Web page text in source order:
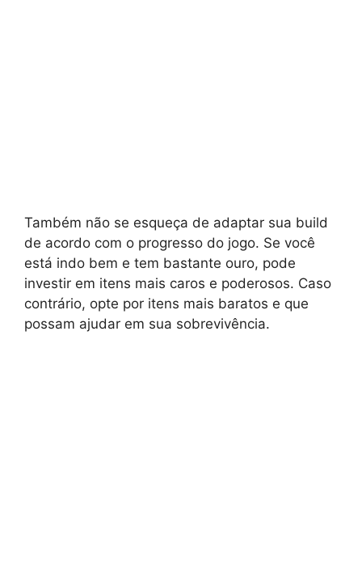
Também não se esqueça de adaptar sua build
de acordo com o progresso do jogo. Se você
está indo bem e tem bastante ouro, pode
investir em itens mais caros e poderosos. Caso
contrário, opte por itens mais baratos e que
possam ajudar em sua sobrevivência.